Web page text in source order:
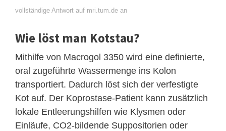
vollständige Antwort auf mri.tum.de an
Wie löst man Kotstau?
Mithilfe von Macrogol 3350 wird eine definierte,
oral zugeführte Wassermenge ins Kolon
transportiert. Dadurch löst sich der verfestigte
Kot auf. Der Koprostase-Patient kann zusätzlich
lokale Entleerungshilfen wie Klysmen oder
Einläufe, CO2-bildende Suppositorien oder